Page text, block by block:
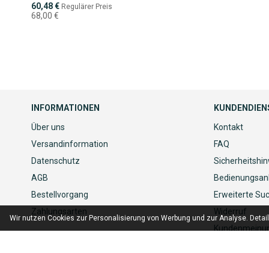
Sonderpreis
60,48 € Regulärer Preis
68,00 €
INFORMATIONEN
Über uns
Versandinformation
Datenschutz
AGB
Bestellvorgang
Zahlungsarten
Kontakt
FAQ
Erweiterte
Widerruf
Wir nutzen Cookies zur Personalisierung von Werbung und zur Analyse.